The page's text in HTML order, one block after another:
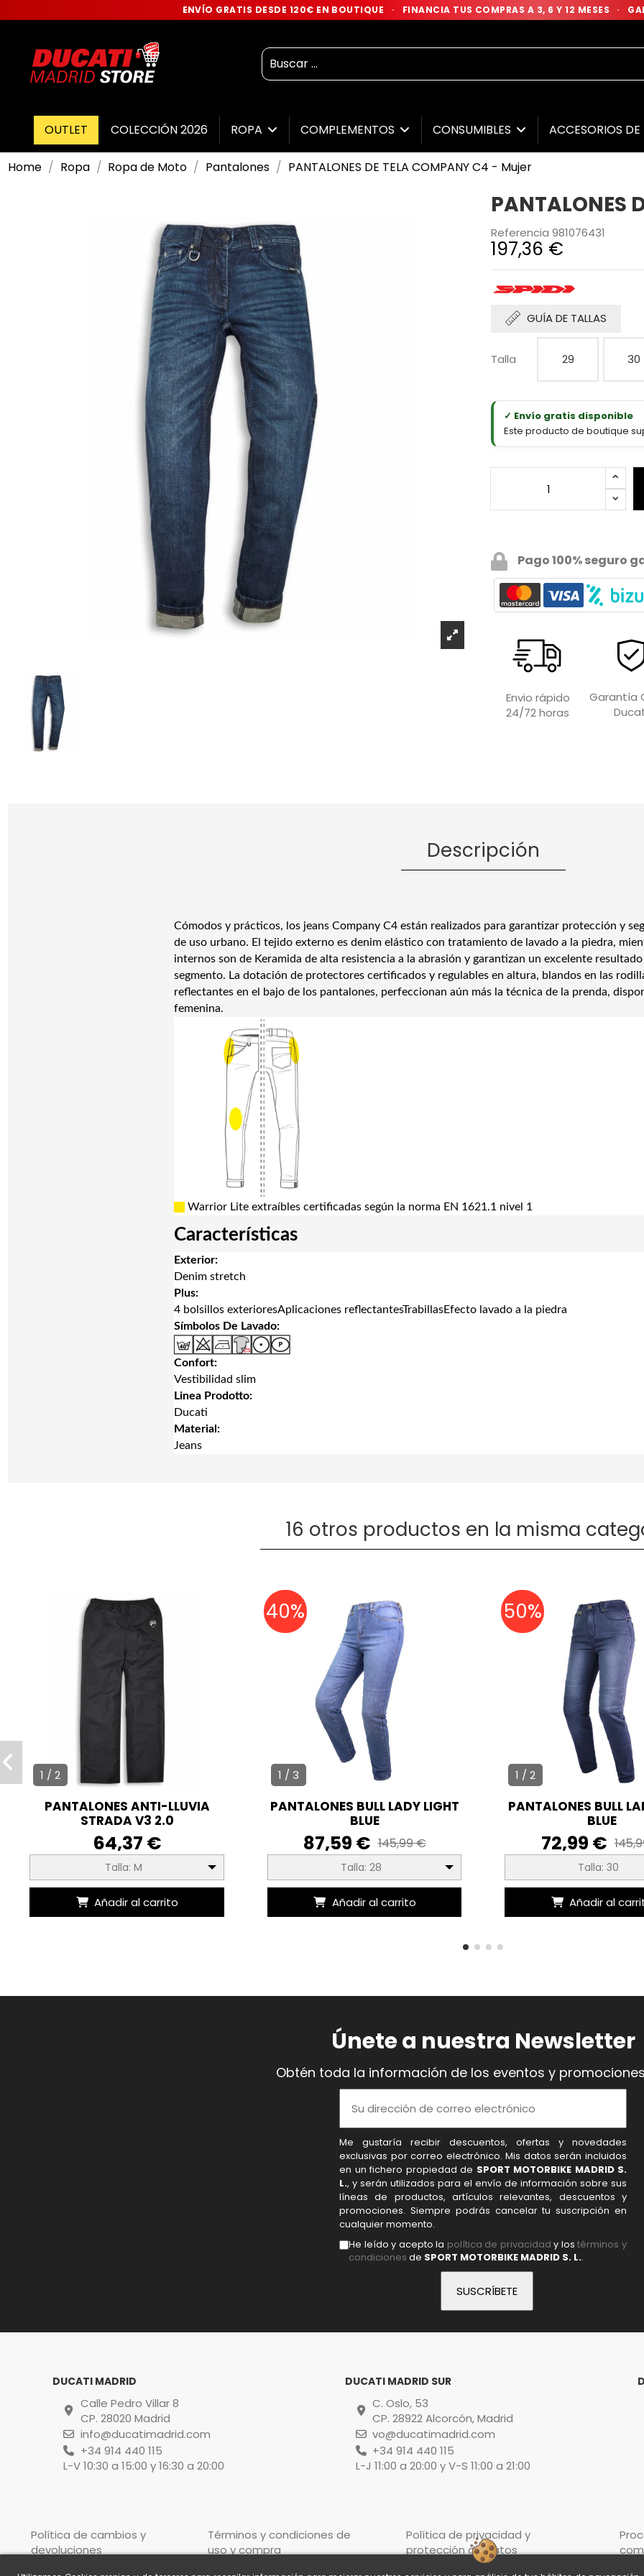
ENVÍO GRATIS DESDE 120€ EN BOUTIQUE · FINANCIA TUS COMPRAS A 3, 6 Y 12 MESES ·
OUTLET COLECCIÓN 2026 ROPA COMPLEMENTOS CONSUMIBLES ACCESORIOS
Home Ropa Ropa de Moto Pantalones PANTALONES DE TELA COMPANY C4 - Mujer
PANTALONES
Referencia 981076431
197,36 €
GUÍA DE TALLAS
Talla 29 30
✓ Envío gratis disponible
Este producto de boutique
Pago 100% seguro
Envio rápido
24/72 horas
Garantía
Descripción
Cómodos y prácticos, los jeans Company C4 están realizados para garantizar protección y
de uso urbano. El tejido externo es denim elástico con tratamiento de lavado a la piedra,
internos son de Keramida de alta resistencia a la abrasión y garantizan un excelente
segmento. La dotación de protectores certificados y regulables en altura, blandos en las
reflectantes en el bajo de los pantalones, perfeccionan aún más la técnica de la prenda,
femenina.
Warrior Lite extraíbles certificadas según la norma EN 1621.1 nivel 1
Características
Exterior:
Denim stretch
Plus:
4 bolsillos exterioresAplicaciones reflectantesTrabillasEfecto lavado a la piedra
Símbolos De Lavado:
Confort:
Vestibilidad slim
Linea Prodotto:
Ducati
Material:
Jeans
16 otros productos en la misma
1 / 2
PANTALONES ANTI-LLUVIA
STRADA V3 2.0
64,37 €
Talla: M
Añadir al carrito
1 / 3
PANTALONES BULL LADY LIGHT
BLUE
145,99 €
87,59 €
Talla: 28
Añadir al carrito
40%
1 / 2
PANTALONES BULL
BLUE
72,99 €
Talla: 30
Añadir al
50%
Únete a nuestra Newsletter
Obtén toda la información de los eventos y
Me gustaría recibir descuentos, ofertas y novedades
exclusivas por correo electrónico. Mis datos serán incluidos
en un fichero propiedad de SPORT MOTORBIKE MADRID S.
L., y serán utilizados para el envío de información sobre sus
líneas de productos, artículos relevantes, descuentos y
promociones. Siempre podrás cancelar tu suscripción en
cualquier momento.
He leído y acepto la política de privacidad y lostérminos y
condiciones de SPORT MOTORBIKE MADRID S. L..
DUCATI MADRID
Calle Pedro Villar 8
CP. 28020 Madrid
info@ducatimadrid.com
+34 914 440 115
L-V 10:30 a 15:00 y 16:30 a 20:00
DUCATI MADRID SUR
C. Oslo, 53
CP. 28922 Alcorcón, Madrid
vo@ducatimadrid.com
+34 914 440 115
L-J 11:00 a 20:00 y V-S 11:00 a 21:00
Política de cambios y
devoluciones
Términos y condiciones de
uso y compra
Política de privacidad y
protección de datos